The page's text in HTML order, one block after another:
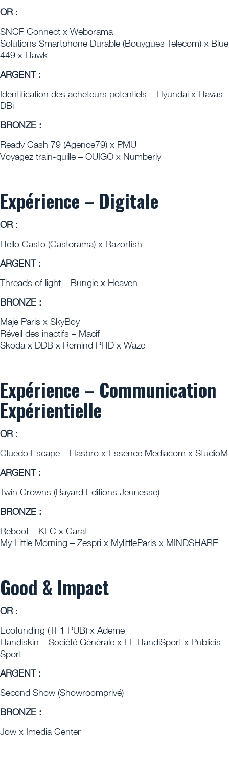
OR :
SNCF Connect x Weborama
Solutions Smartphone Durable (Bouygues Telecom) x Blue
449 x Hawk
ARGENT :
Identification des acheteurs potentiels – Hyundai x Havas
DBi
BRONZE :
Ready Cash 79 (Agence79) x PMU
Voyagez train-quille – OUIGO x Numberly
Expérience – Digitale
OR :
Hello Casto (Castorama) x Razorfish
ARGENT :
Threads of light – Bungie x Heaven
BRONZE :
Maje Paris x SkyBoy
Réveil des inactifs – Macif
Skoda x DDB x Remind PHD x Waze
Expérience – Communication
Expérientielle
OR :
Cluedo Escape – Hasbro x Essence Mediacom x StudioM
ARGENT :
Twin Crowns (Bayard Editions Jeunesse)
BRONZE :
Reboot – KFC x Carat
My Little Morning – Zespri x MylittleParis x MINDSHARE
Good & Impact
OR :
Ecofunding (TF1 PUB) x Ademe
Handiskin – Société Générale x FF HandiSport x Publicis
Sport
ARGENT :
Second Show (Showroomprivé)
BRONZE :
Jow x Imedia Center